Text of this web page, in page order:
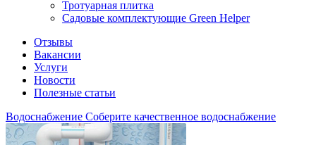
Тротуарная плитка
Садовые комплектующие Green Helper
Отзывы
Вакансии
Услуги
Новости
Полезные статьи
Водоснабжение Соберите качественное водоснабжение